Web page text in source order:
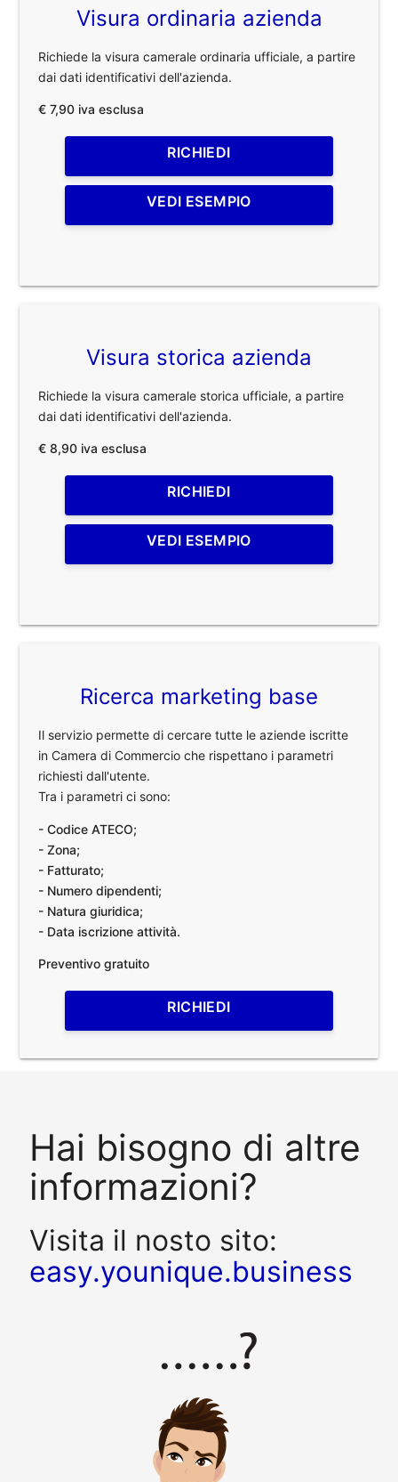
Visura ordinaria azienda
Richiede la visura camerale ordinaria ufficiale, a partire
dai dati identificativi dell'azienda.
€ 7,90 iva esclusa
RICHIEDI
VEDI ESEMPIO
Visura storica azienda
Richiede la visura camerale storica ufficiale, a partire
dai dati identificativi dell'azienda.
€ 8,90 iva esclusa
RICHIEDI
VEDI ESEMPIO
Ricerca marketing base
Il servizio permette di cercare tutte le aziende iscritte
in Camera di Commercio che rispettano i parametri
richiesti dall'utente.
Tra i parametri ci sono:
- Codice ATECO;
- Zona;
- Fatturato;
- Numero dipendenti;
- Natura giuridica;
- Data iscrizione attività.
Preventivo gratuito
RICHIEDI
Hai bisogno di altre
informazioni?
Visita il nosto sito:
easy.younique.business